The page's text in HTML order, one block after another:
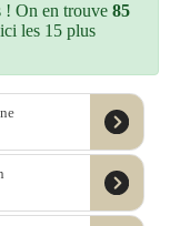
! On en trouve85
les 15 plus